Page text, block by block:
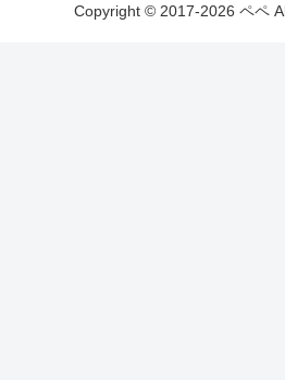
Copyright © 2017-2026 ペペ